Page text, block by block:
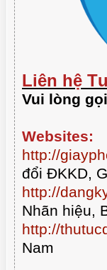
Liên hệ
Vui lòng
Websites:
http://
đổi ĐKKD,
http://
Nhãn hiệu,
http://
Nam